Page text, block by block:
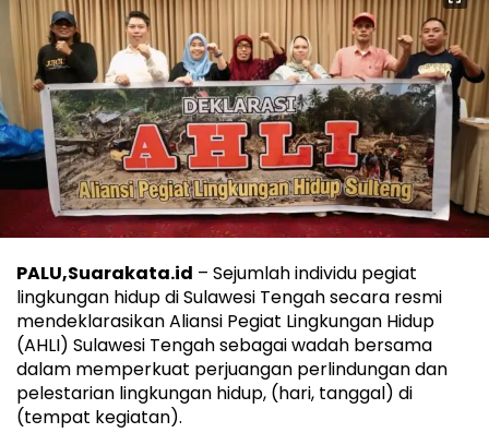
PALU,Suarakata.id – Sejumlah individu pegiat
lingkungan hidup di Sulawesi Tengah secara resmi
mendeklarasikan Aliansi Pegiat Lingkungan Hidup
(AHLI) Sulawesi Tengah sebagai wadah bersama
dalam memperkuat perjuangan perlindungan dan
pelestarian lingkungan hidup, (hari, tanggal) di
(tempat kegiatan).